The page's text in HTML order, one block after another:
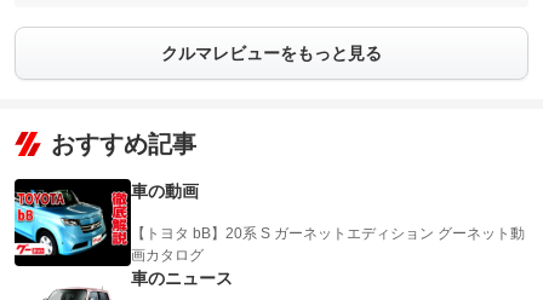
クルマレビューをもっと見る
おすすめ記事
車の動画
【トヨタ bB】20系 S ガーネットエディション グーネット動
画カタログ
車のニュース